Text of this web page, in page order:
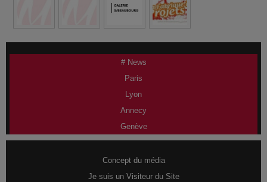
# News
Paris
Lyon
Annecy
Genève
Concept du média
Je suis un Visiteur du Site